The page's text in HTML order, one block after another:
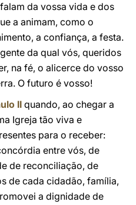
da vossa vida e dos
a animam, como o
a confiança, a festa.
da qual vós, queridos
na fé, o alicerce do vosso
O futuro é vosso!
II quando, ao chegar a
Igreja tão viva e
para o receber:
entre vós, de
de reconciliação, de
de cada cidadão, família,
a dignidade de